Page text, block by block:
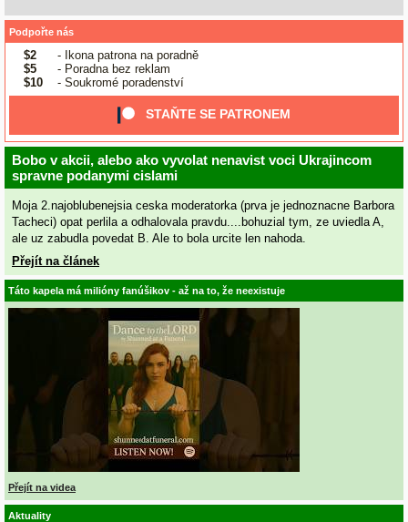
Podpořte nás
$2
- Ikona patrona na poradně
$5
- Poradna bez reklam
$10
- Soukromé poradenství
STAŇTE SE PATRONEM
Bobo v akcii, alebo ako vyvolat nenavist voci Ukrajincom
spravne podanymi cislami
Moja 2.najoblubenejsia ceska moderatorka (prva je jednoznacne Barbora
Tacheci) opat perlila a odhalovala pravdu....bohuzial tym, ze uviedla A,
ale uz zabudla povedat B. Ale to bola urcite len nahoda.
Přejít na článek
Táto kapela má milióny fanúšikov - až na to, že neexistuje
Přejít na videa
Aktuality